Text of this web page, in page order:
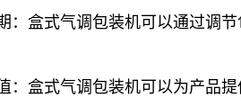
：盒式气调包装机可以通过调
：盒式气调包装机可以为产品